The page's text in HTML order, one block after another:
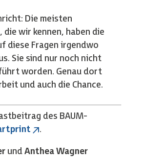
Die meisten
die wir kennen, haben die
diese Fragen irgendwo
Sie sind nur noch nicht
worden. Genau dort
und auch die Chance.
des BAUM-
.
undAnthea Wagner